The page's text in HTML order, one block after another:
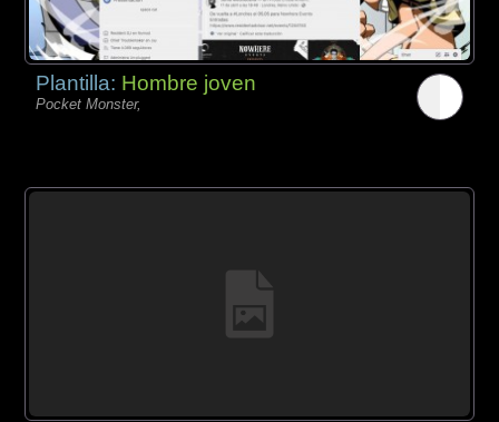
Plantilla: Hombre joven
Pocket Monster,